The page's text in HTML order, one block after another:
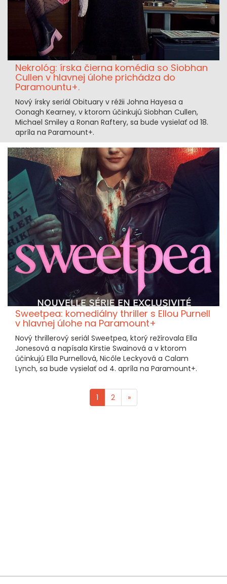
Nekrológ: írska čierna komédia so Siobhan
Cullen v hlavnej úlohe prichádza do
Paramountu+.
Nový írsky seriál Obituary v réžii Johna Hayesa a
Oonagh Kearney, v ktorom účinkujú Siobhan Cullen,
Michael Smiley a Ronan Raftery, sa bude vysielať od 18.
apríla na Paramount+.
Sweetpea: komediálny thriller s Ellou Purnell
v hlavnej úlohe na Paramount+
Nový thrillerový seriál Sweetpea, ktorý režírovala Ella
Jonesová a napísala Kirstie Swainová a v ktorom
účinkujú Ella Purnellová, Nicôle Leckyová a Calam
Lynch, sa bude vysielať od 4. apríla na Paramount+.
1 2 »